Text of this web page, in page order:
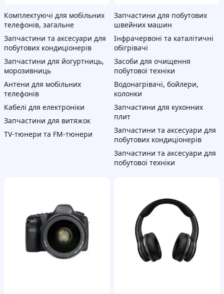
Комплектуючі для мобільних
телефонів, загальне
Запчастини та аксесуари для
побутових кондиціонерів
Запчастини для йогуртниць,
морозивниць
Антени для мобільних
телефонів
Кабелі для електроніки
Запчастини для витяжок
TV-тюнери та FM-тюнери
Запчастини для побутових
швейних машин
Інфрачервоні та каталітичні
обігрівачі
Засоби для очищення
побутової техніки
Водонагрівачі, бойлери,
колонки
Запчастини для кухонних
плит
Запчастини та аксесуари для
побутових кондиціонерів
Запчастини та аксесуари для
побутової техніки